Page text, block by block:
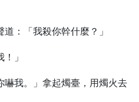
：「我殺你幹什麼？」
」
嚇我。」拿起燭臺，用燭火去